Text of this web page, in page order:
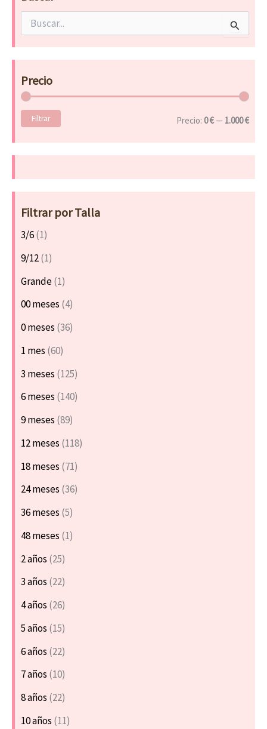
u
r
p
Precio
Filtrar Precio: 0 €— 1.000 €
Filtrar por Talla
3/6(1)
9/12(1)
Grande(1)
00 meses (4)
0 meses (36)
1 mes (60)
3 meses (125)
6 meses (140)
9 meses (89)
12 meses (118)
18 meses (71)
24 meses (36)
36 meses (5)
48 meses (1)
2 años (25)
3 años (22)
4 años (26)
5 años (15)
6 años (22)
7 años (10)
8 años (22)
10 años (11)